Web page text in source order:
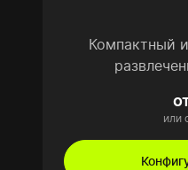
Компактный
или